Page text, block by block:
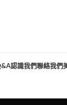
認識我們聯絡我們